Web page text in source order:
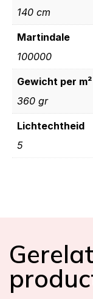
140 cm
Martindale
100000
Gewicht per m²
360 gr
Lichtechtheid
5